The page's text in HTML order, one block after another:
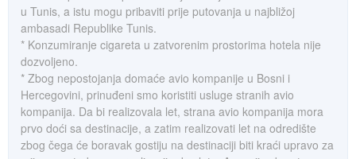
u Tunis, a istu mogu pribaviti prije putovanja u najbližoj
ambasadi Republike Tunis.
* Konzumiranje cigareta u zatvorenim prostorima hotela nije
dozvoljeno.
* Zbog nepostojanja domaće avio kompanije u Bosni i
Hercegovini, prinuđeni smo koristiti usluge stranih avio
kompanija. Da bi realizovala let, strana avio kompanija mora
prvo doći sa destinacije, a zatim realizovati let na odredište
zbog čega će boravak gostiju na destinaciji biti kraći upravo za